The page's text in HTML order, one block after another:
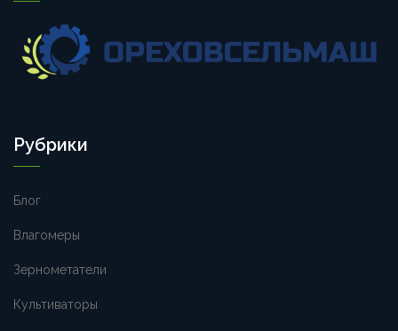
Рубрики
Блог
Влагомеры
Зернометатели
Культиваторы